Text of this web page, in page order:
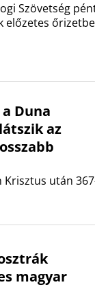
Szövetség
előzetes
Duna
az
Krisztus után
magyar